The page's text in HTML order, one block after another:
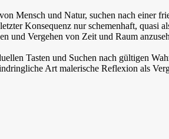
Mensch und Natur, suchen nach einer
Konsequenz nur schemenhaft, quasi
und Vergehen von Zeit und Raum
Tasten und Suchen nach gültigen
Art malerische Reflexion als